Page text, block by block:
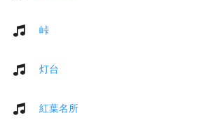
峠
灯台
紅葉名所